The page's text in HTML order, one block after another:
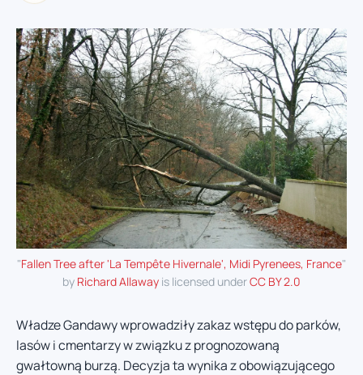
"Fallen Tree after 'La Tempête Hivernale', Midi Pyrenees, France"
by Richard Allaway is licensed underCC BY 2.0
Władze Gandawy wprowadziły zakaz wstępu do parków,
lasów i cmentarzy w związku z prognozowaną
gwałtowną burzą. Decyzja ta wynika z obowiązującego